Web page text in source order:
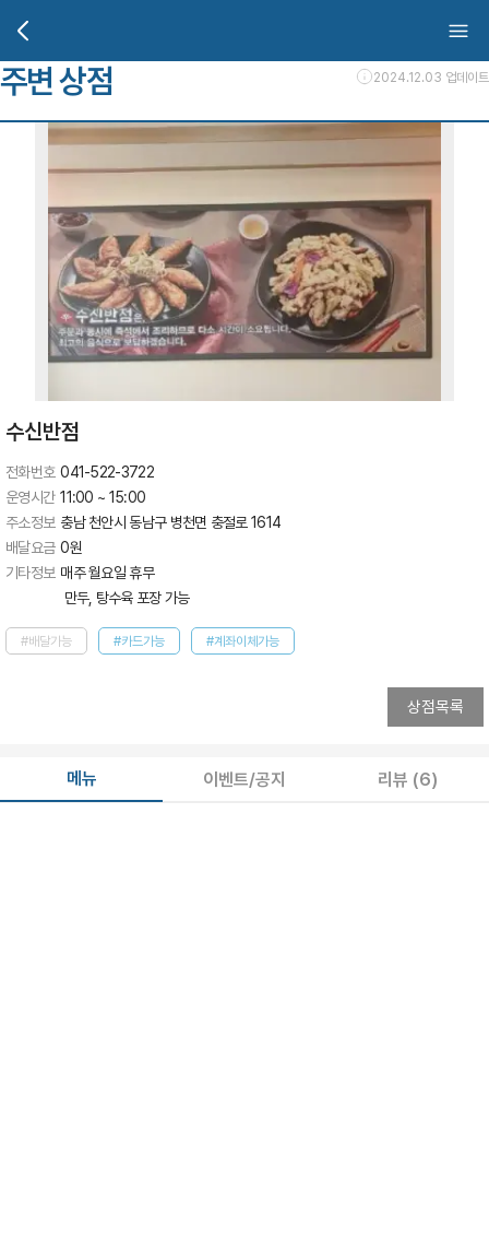
주변 상점 2024.12.03 업데이트
수신반점
전화번호 041-522-3722
운영시간 11:00 ~ 15:00
주소정보 충남 천안시 동남구 병천면 충절로 1614
배달요금 0원
기타정보 매주 월요일 휴무
만두, 탕수육 포장 가능
#배달가능 #카드가능 #계좌이체가능
상점목록
메뉴 이벤트/공지 리뷰 (6)